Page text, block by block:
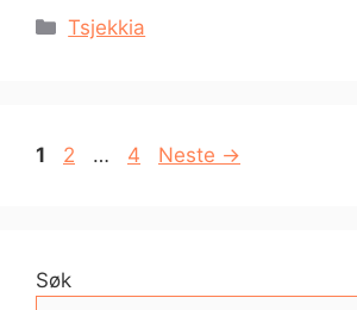
Kategorier
Tsjekkia
Side
1 Side
2 … Side
4 Neste →
Søk